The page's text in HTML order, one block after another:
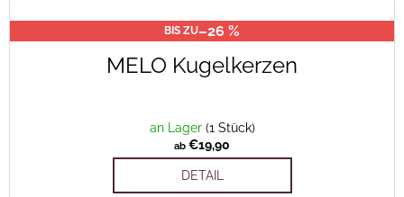
BIS ZU–26 %
MELO Kugelkerzen
an Lager (1 Stück)
ab €19,90
DETAIL